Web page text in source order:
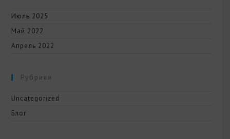
Июль 2025
Май 2022
Апрель 2022
Рубрики
Uncategorized
Блог